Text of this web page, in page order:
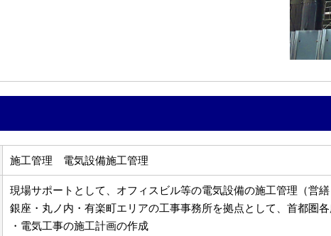
施工管理 電気設備施工管理
現場サポートとして、オフィスビル等の電気設備の施工管理（営繕
銀座・丸ノ内・有楽町エリアの工事事務所を拠点として、首都圏各
・電気工事の施工計画の作成